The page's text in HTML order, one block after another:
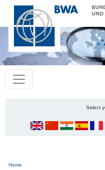
Select
Pfadnavigation
Home